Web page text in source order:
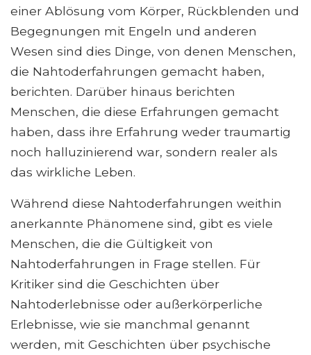
einer Ablösung vom Körper, Rückblenden und
Begegnungen mit Engeln und anderen
Wesen sind dies Dinge, von denen Menschen,
die Nahtoderfahrungen gemacht haben,
berichten. Darüber hinaus berichten
Menschen, die diese Erfahrungen gemacht
haben, dass ihre Erfahrung weder traumartig
noch halluzinierend war, sondern realer als
das wirkliche Leben.
Während diese Nahtoderfahrungen weithin
anerkannte Phänomene sind, gibt es viele
Menschen, die die Gültigkeit von
Nahtoderfahrungen in Frage stellen. Für
Kritiker sind die Geschichten über
Nahtoderlebnisse oder außerkörperliche
Erlebnisse, wie sie manchmal genannt
werden, mit Geschichten über psychische